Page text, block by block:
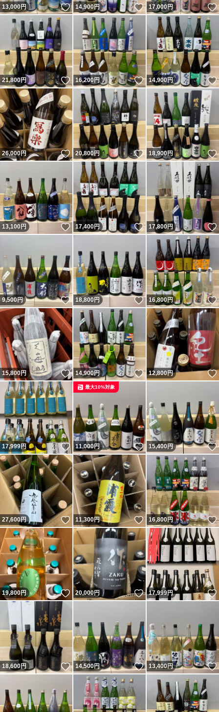
13,000円 いいね！
14,900円 いいね！
17,000円
21,800円 いいね！
16,200円 いいね！
14,900円
26,000円 いいね！
20,800円 いいね！
18,900円
13,100円 いいね！
17,400円 いいね！
17,800円
9,500円 いいね！
18,800円 いいね！
16,800円
15,800円 いいね！
14,900円 いいね！
12,800円
17,999円 いいね！
11,000円 いいね！
最大10%対象
15,400円
27,600円 いいね！
11,300円 いいね！
16,800円
19,800円 いいね！
20,000円 いいね！
17,999円
18,600円 いいね！
14,500円 いいね！
13,400円